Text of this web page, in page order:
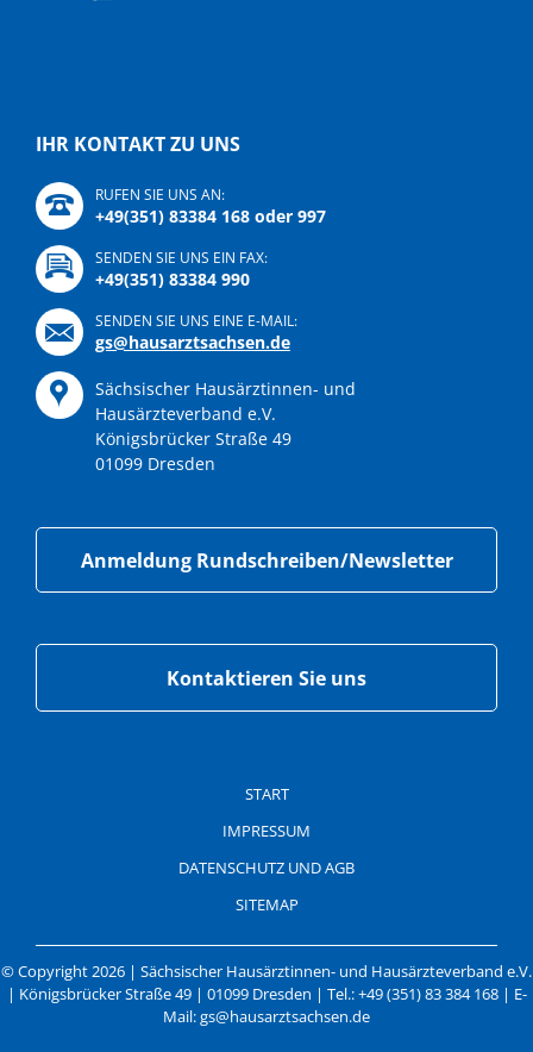
IHR KONTAKT ZU UNS
RUFEN SIE UNS AN:
+49(351) 83384 168 oder 997
SENDEN SIE UNS EIN FAX:
+49(351) 83384 990
SENDEN SIE UNS EINE E-MAIL:
gs@hausarztsachsen.de
Sächsischer Hausärztinnen- und
Hausärzteverband e.V.
Königsbrücker Straße 49
01099 Dresden
Anmeldung Rundschreiben/Newsletter
Kontaktieren Sie uns
START
IMPRESSUM
DATENSCHUTZ UND AGB
SITEMAP
© Copyright 2026 | Sächsischer Hausärztinnen- und Hausärzteverband e.V.
| Königsbrücker Straße 49 | 01099 Dresden | Tel.: +49 (351) 83 384 168 | E-
Mail: gs@hausarztsachsen.de